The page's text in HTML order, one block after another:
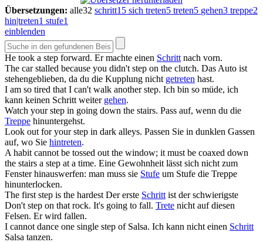
Übersetzungen: alle32 schritt15 sich treten5 treten5 gehen3 treppe2
hin|treten1 stufe1
einblenden
He took a step forward. Er machte einen Schrittnach vorn.
The car stalled because you didn'tstep on the clutch. Das Auto ist
stehengeblieben, da du die Kupplung nicht getreten hast.
I am so tired that I can't walk anotherstep. Ich bin so müde, ich
kann keinen Schritt weiter gehen.
Watch yourstep in going down the stairs. Pass auf, wenn du die
Treppe hinuntergehst.
Look out for yourstep in dark alleys. Passen Sie in dunklen Gassen
auf, wo Sie hintreten.
A habit cannot be tossed out the window; it must be coaxed down
the stairs a step at a time. Eine Gewohnheit lässt sich nicht zum
Fenster hinauswerfen: man muss sie Stufe um Stufe die Treppe
hinunterlocken.
The firststep is the hardest Der erste Schrittist der schwierigste
Don'tstep on that rock. It's going to fall. Trete nicht auf diesen
Felsen. Er wird fallen.
I cannot dance one single step of Salsa. Ich kann nicht einen Schritt
Salsa tanzen.